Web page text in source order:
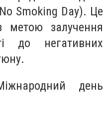
Smoking Day). Це
метою залучення
до негативних
день